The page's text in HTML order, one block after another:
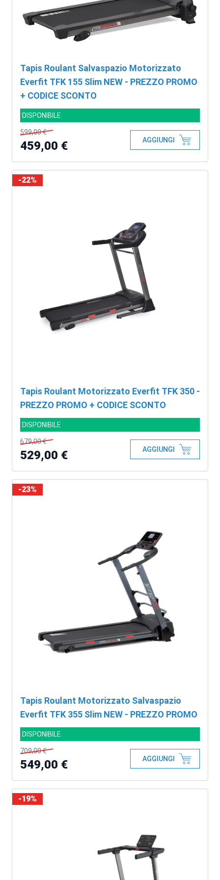
Tapis Roulant Salvaspazio Motorizzato
Everfit TFK 155 Slim NEW - PREZZO PROMO
+ CODICE SCONTO
DISPONIBILE
599,00 €
459,00 € AGGIUNGI
Tapis Roulant Motorizzato Everfit TFK 350 -
PREZZO PROMO + CODICE SCONTO
DISPONIBILE
-22%
679,00 €
529,00 € AGGIUNGI
Tapis Roulant Motorizzato Salvaspazio
Everfit TFK 355 Slim NEW - PREZZO PROMO
DISPONIBILE
-23%
709,00 €
549,00 € AGGIUNGI
-19%